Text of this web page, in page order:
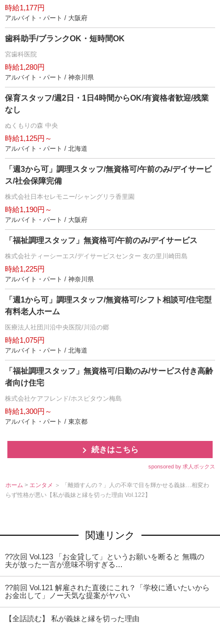
時給1,177円
アルバイト・パート / 大阪府
歯科助手/ブランクOK・短時間OK
宮歯科医院
時給1,280円
アルバイト・パート / 神奈川県
保育スタッフ/週2日・1日4時間からOK/有資格者歓迎/残業
なし
ぬくもりの森 中央
時給1,125円～
アルバイト・パート / 北海道
「週3から可」調理スタッフ/無資格可/午前のみ/デイサービ
ス/社会保障完備
株式会社日本セレモニー/シャングリラ香里園
時給1,190円～
アルバイト・パート / 大阪府
「福祉調理スタッフ」無資格可/午前のみ/デイサービス
株式会社ティーシーエス/デイサービスセンター 友の里川崎田島
時給1,225円
アルバイト・パート / 神奈川県
「週1から可」調理スタッフ/無資格可/シフト相談可/住宅型
有料老人ホーム
医療法人社団川沿中央医院/川沿の郷
時給1,075円
アルバイト・パート / 北海道
「福祉調理スタッフ」無資格可/日勤のみ/サービス付き高齢
者向け住宅
株式会社ケアフレンド/ホスピタウン梅島
時給1,300円～
アルバイト・パート / 東京都
続きはこちら
sponsored by 求人ボックス
ホーム > エンタメ ＞ 「離婚すんの？」人の不幸で目を輝かせる義妹…相変わ
らず性格が悪い【私が義妹と縁を切った理由 Vol.122】
関連リンク
??次回 Vol.123 「お金貸して」というお願いを断ると 無職の
夫が放った一言が意味不明すぎる…
??前回 Vol.121 解雇された直後にこれ？「学校に通いたいから
お金出して」ノー天気な提案がヤバい
【全話読む】 私が義妹と縁を切った理由